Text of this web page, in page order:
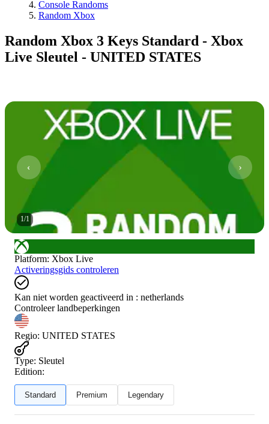
Console Randoms
Random Xbox
Random Xbox 3 Keys Standard - Xbox
Live Sleutel - UNITED STATES
1/1
Platform: Xbox Live
Activeringsgids controleren
Kan niet worden geactiveerd in : netherlands
Controleer landbeperkingen
Regio: UNITED STATES
Type: Sleutel
Edition:
Standard Premium Legendary